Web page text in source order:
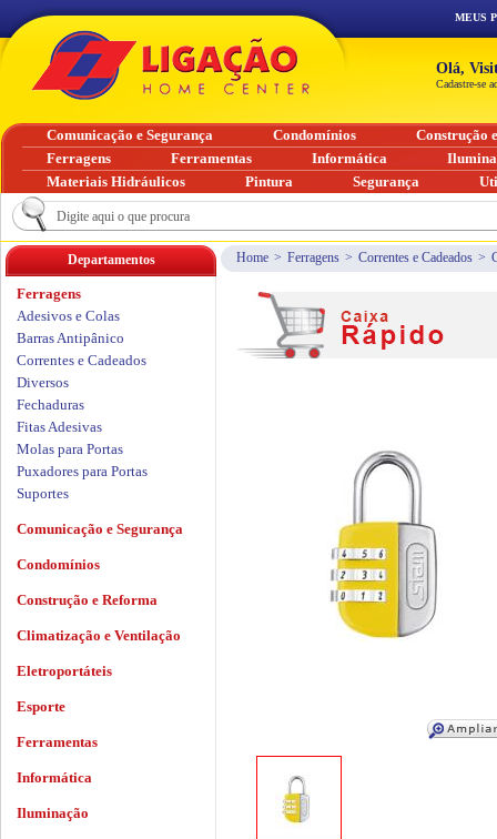
Home > Ferragens > Correntes e Cadeados >
Departamentos
Ferragens
Adesivos e Colas
Barras Antipânico
Correntes e Cadeados
Diversos
Fechaduras
Fitas Adesivas
Molas para Portas
Puxadores para Portas
Suportes
Comunicação e Segurança
Condomínios
Construção e Reforma
Climatização e Ventilação
Eletroportáteis
Esporte
Ferramentas
Informática
Iluminação
MEUS
Olá,
Cadastre-se
Comunicação e Segurança Condomínios
Construção
Ferragens
Ferramentas Informática
Materiais Hidráulicos
Pintura Segurança